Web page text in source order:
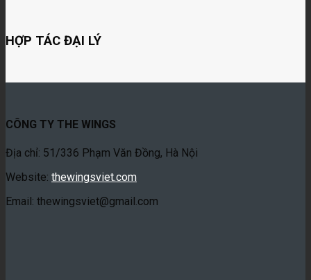
HỢP TÁC ĐẠI LÝ
CÔNG TY THE WINGS
Địa chỉ: 51/336 Phạm Văn Đồng, Hà Nội
Website: thewingsviet.com
Email: thewingsviet@gmail.com